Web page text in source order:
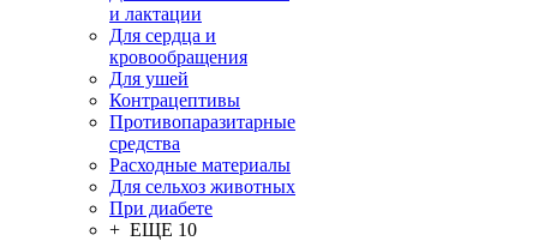
и лактации
Для сердца и
кровообращения
Для ушей
Контрацептивы
Противопаразитарные
средства
Расходные материалы
Для сельхоз животных
При диабете
+ ЕЩЕ 10